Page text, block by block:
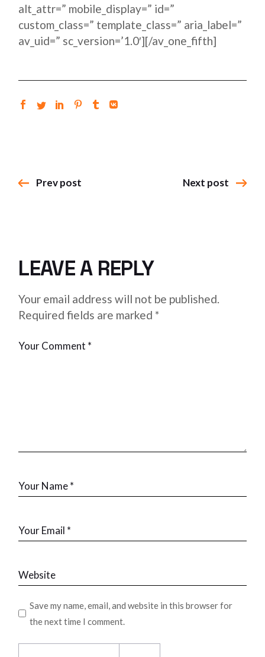
alt_attr=” mobile_display=” id=”
custom_class=” template_class=” aria_label=”
av_uid=” sc_version=’1.0′][/av_one_fifth]
Prev post Next post
LEAVE A REPLY
Your email address will not be published.
Required fields are marked*
Save my name, email, and website in this browser for
the next time I comment.